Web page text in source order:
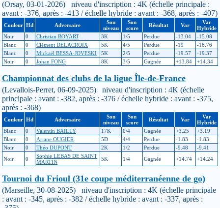
(Orsay, 03-01-2026) niveau d'inscription : 4K (échelle principale :
avant : -376, après : -413 / échelle hybride : avant : -368, après : -407)
Couleur Hd Adversaire
Son
niveau
Son
score
Résultat Var
Var
Hybride
Noir
0 Christian BOYART 3K 1/5 Perdue -13.04
-15.08
Blanc
0 Clément DELACROIX 5K 4/5 Perdue -19
-18.76
Blanc
0 Mickaël BESSA-JOVESKI 5K 2/5 Perdue -19.57
-19.37
Noir
0 Johan FONG 8K 3/5 Gagnée +13.84 +14.34
Championnat des clubs de la ligue Île-de-France
(Levallois-Perret, 06-09-2025) niveau d'inscription : 4K (échelle
principale : avant : -382, après : -376 / échelle hybride : avant : -375,
après : -368)
Couleur Hd Adversaire
Son
niveau
Son
score
Résultat Var
Var
Hybride
Blanc
0 Valentin BAILLY 17K 0/4 Gagnée +3.25
+3.19
Blanc
0 Ariane OUGIER 5D 4/4 Perdue -1.83
-1.83
Noir
0 Théo DUPONT 2K 1/2 Perdue -9.48
-9.41
Noir
0
Sophie LEBAS DE SAINT
MARTIN
5K 1/4 Gagnée +14.74 +14.24
Tournoi du Frioul (31e coupe méditerranéenne de go)
(Marseille, 30-08-2025) niveau d'inscription : 4K (échelle principale
: avant : -345, après : -382 / échelle hybride : avant : -337, après :